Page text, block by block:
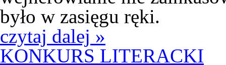
było w zasięgu ręki.
czytaj dalej »
KONKURS LITERACKI